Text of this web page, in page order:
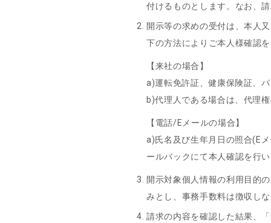
付けるものとします。なお、
開示等の求めの受付は、本人
下の方法によりご本人様確認
【来社の場合】
a)運転免許証、健康保険証、
b)代理人である場合は、代理
【電話/Eメールの場合】
a)氏名及び生年月日の照合(E
ールバックにて本人確認を行
開示対象個人情報の利用目的
みとし、事務手数料は徴収し
請求の内容を確認した結果、